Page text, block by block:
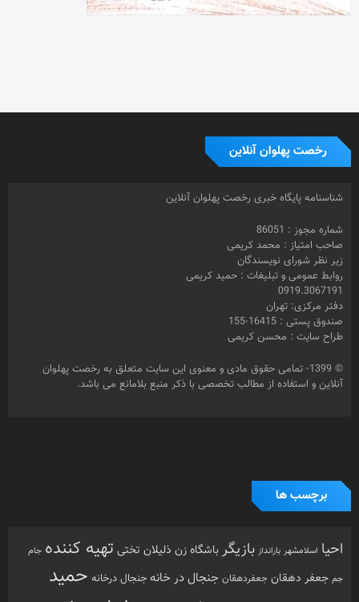
رخصت پهلوان آنلاین
شناسنامه پایگاه خبری رخصت پهلوان آنلاین
شماره مجوز : 86051
صاحب امتیاز : محمد کریمی
زیر نظر شورای نویسندگان
روابط عمومی و تبلیغات : حمید کریمی
0919.3067191
دفتر مرکزی: تهران
صندوق پستی : 16415-155
طراح سایت : محسن کریمی
© 1399- تمامی حقوق مادی و معنوی این سایت متعلق به رخصت پهلوان
آنلاین و استفاده از مطالب تخصصی با ذکر منبع بلامانع می باشد.
برچسب ها
احیا اسلامشهر بارانداز بازیگرباشگاه زن ذلیلان تختی تهیه کننده جام
جم جعفر دهقان جعفردهقان جنجال در خانه جنجال درخانه حمید